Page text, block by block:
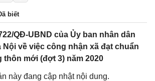
biết
QĐ-UBND của Ủy ban nhân dân
Nội về việc công nhận xã đạt chuẩn
thôn mới (đợt 3) năm 2020
này đang cập nhật nội dung.